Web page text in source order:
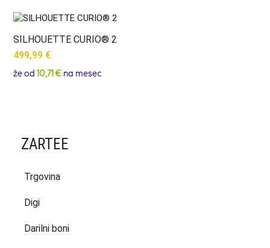
2.367,00 €.2.266,00 €.
SILHOUETTE CURIO® 2
499,99 €
že od10,71 € na mesec
ZARTEE
Trgovina
Digi
Darilni boni